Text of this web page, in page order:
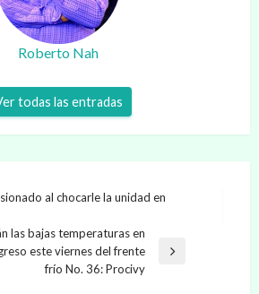
Roberto Nah
todas las entradas
al chocarle la unidad en
las bajas temperaturas en
este viernes del frente
frío No. 36: Procivy